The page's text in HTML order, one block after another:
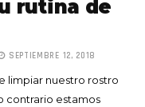
rutina de
SEPTIEMBRE 12, 2018
limpiar nuestro rostro
contrario estamos